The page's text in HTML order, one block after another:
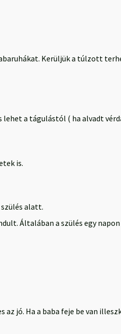
Kerüljük a túlzott
a tágulástól ( ha alvadt
is.
alatt.
Általában a szülés egy
jó. Ha a baba feje be van